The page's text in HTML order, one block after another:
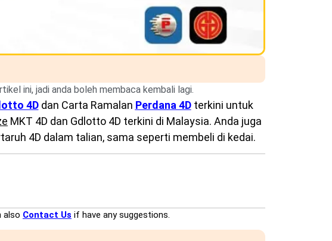
ini, jadi anda boleh membaca kembali lagi.
4Ddan Carta Ramalan Perdana 4Dterkini untuk
MKT 4D dan Gdlotto 4D terkini di Malaysia. Anda juga
4D dalam talian, sama seperti membeli di kedai.
also Contact Us if have any suggestions.